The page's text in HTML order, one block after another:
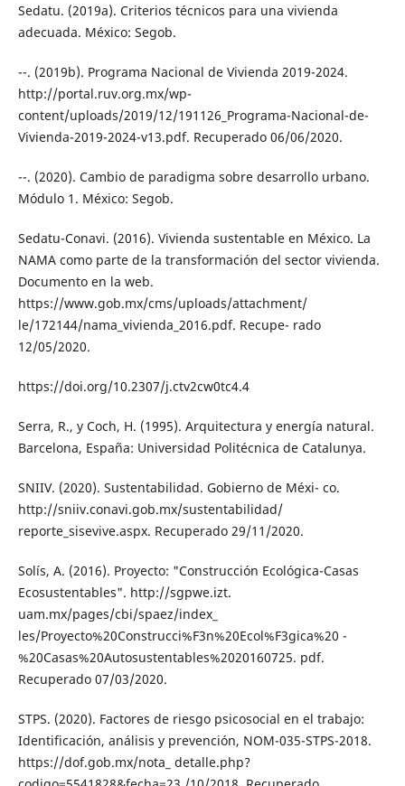
Sedatu. (2019a). Criterios técnicos para una vivienda
adecuada. México: Segob.
--. (2019b). Programa Nacional de Vivienda 2019-2024.
http://portal.ruv.org.mx/wp-
content/uploads/2019/12/191126_Programa-Nacional-de-
Vivienda-2019-2024-v13.pdf. Recuperado 06/06/2020.
--. (2020). Cambio de paradigma sobre desarrollo urbano.
Módulo 1. México: Segob.
Sedatu-Conavi. (2016). Vivienda sustentable en México. La
NAMA como parte de la transformación del sector vivienda.
Documento en la web.
https://www.gob.mx/cms/uploads/attachment/
le/172144/nama_vivienda_2016.pdf. Recupe- rado
12/05/2020.
https://doi.org/10.2307/j.ctv2cw0tc4.4
Serra, R., y Coch, H. (1995). Arquitectura y energía natural.
Barcelona, España: Universidad Politécnica de Catalunya.
SNIIV. (2020). Sustentabilidad. Gobierno de Méxi- co.
http://sniiv.conavi.gob.mx/sustentabilidad/
reporte_sisevive.aspx. Recuperado 29/11/2020.
Solís, A. (2016). Proyecto: "Construcción Ecológica-Casas
Ecosustentables". http://sgpwe.izt.
uam.mx/pages/cbi/spaez/index_
les/Proyecto%20Construcci%F3n%20Ecol%F3gica%20 -
%20Casas%20Autosustentables%2020160725. pdf.
Recuperado 07/03/2020.
STPS. (2020). Factores de riesgo psicosocial en el trabajo:
Identificación, análisis y prevención, NOM-035-STPS-2018.
https://dof.gob.mx/nota_ detalle.php?